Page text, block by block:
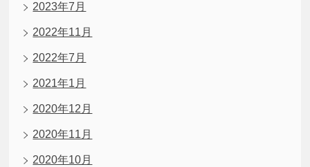
2023年7月
2022年11月
2022年7月
2021年1月
2020年12月
2020年11月
2020年10月